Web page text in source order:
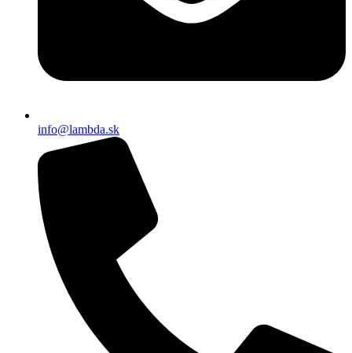
info@lambda.sk